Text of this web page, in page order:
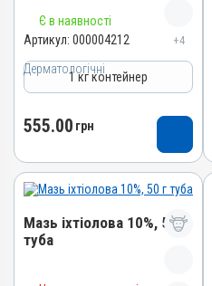
Дерматологічні
+4
Назва препарату
Мазь іхтіолова 10%
Артикул
000004212
4820012503018
АВ-01277-01-10
Дерматологічні
Лікарська форма
Є в наявності
Артикул: 000004212
1 кг контейнер
555.00 грн
Мазь іхтіолова 10%, 50 г
туба
Назва препарату